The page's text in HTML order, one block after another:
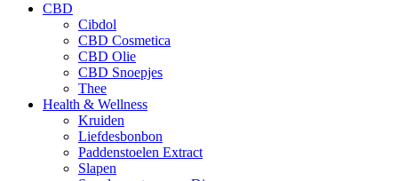
CBD
Cibdol
CBD Cosmetica
CBD Olie
CBD Snoepjes
Thee
Health & Wellness
Kruiden
Liefdesbonbon
Paddenstoelen Extract
Slapen